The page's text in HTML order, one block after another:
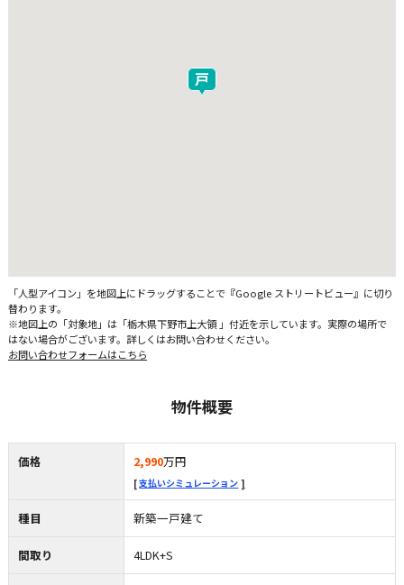
「人型アイコン」を地図上にドラッグすることで『Google ストリートビュー』に切り
替わります。
※地図上の「対象地」は「栃木県下野市上大領 」付近を示しています。実際の場所で
はない場合がございます。詳しくはお問い合わせください。
お問い合わせフォームはこちら
物件概要
価格 2,990万円
支払いシミュレーション
種目 新築一戸建て
間取り 4LDK+S